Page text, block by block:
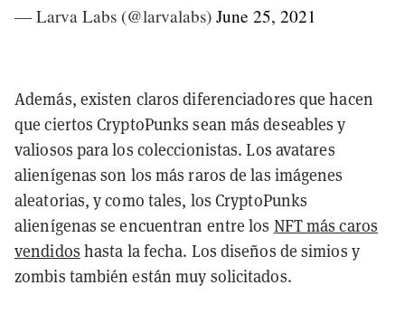
— Larva Labs (@larvalabs) June 25, 2021
Además, existen claros diferenciadores que hacen
que ciertos CryptoPunks sean más deseables y
valiosos para los coleccionistas. Los avatares
alienígenas son los más raros de las imágenes
aleatorias, y como tales, los CryptoPunks
alienígenas se encuentran entre los NFT más caros
vendidos hasta la fecha. Los diseños de simios y
zombis también están muy solicitados.